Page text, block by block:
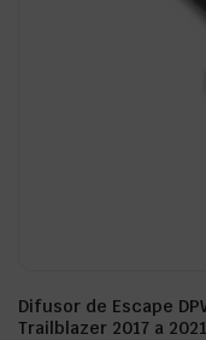
Difusor de Escape
Trailblazer 2017 a